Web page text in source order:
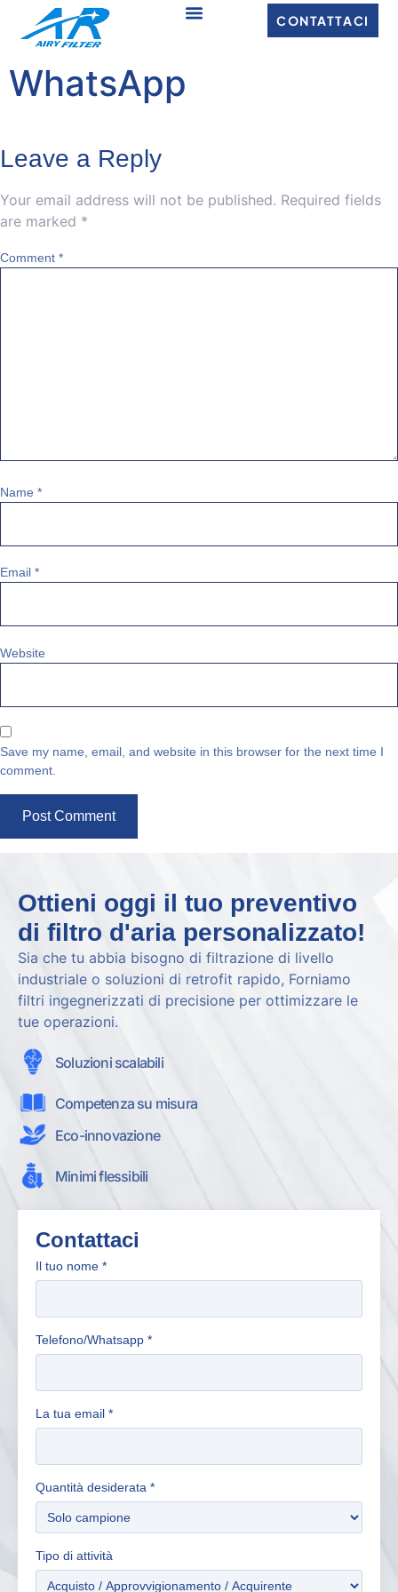
CONTATTACI
WhatsApp
Leave a Reply
Your email address will not be published. Required fields
are marked *
Comment *
Name *
Email *
Website
Save my name email and website in this browser for the next time I
comment
Ottieni oggi il tuo preventivo
di filtro d'aria personalizzato!
Sia che tu abbia bisogno di filtrazione di livello
industriale o soluzioni di retrofit rapido, Forniamo
filtri ingegnerizzati di precisione per ottimizzare le
tue operazioni.
Soluzioni scalabili
Competenza su misura
Eco-innovazione
Minimi flessibili
Contattaci
Il tuo nome *
Telefono/Whatsapp *
La tua email *
Quantità desiderata *
Tipo di attività